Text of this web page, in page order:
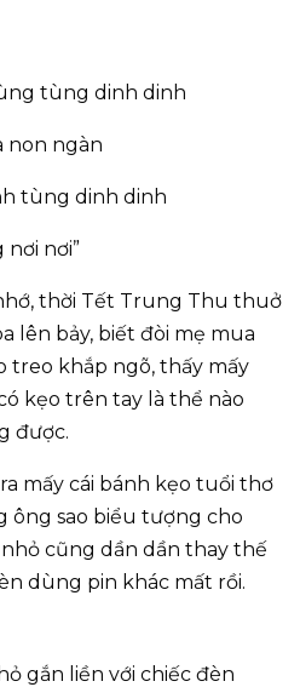
tùng dinh dinh
non ngàn
tùng dinh dinh
nơi nơi”
thời Tết Trung Thu thuở
lên bảy, biết đòi mẹ mua
treo khắp ngõ, thấy mấy
kẹo trên tay là thể nào
được.
mấy cái bánh kẹo tuổi thơ
ông sao biểu tượng cho
cũng dần dần thay thế
dùng pin khác mất rồi.
gắn liền với chiếc đèn